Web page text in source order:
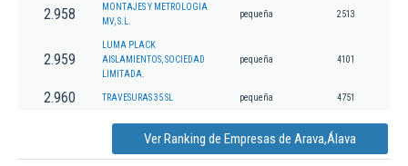
2.958
MONTAJES Y METROLOGIA
MV, S.L.
pequeña 2513
2.959
LUMA PLACK
AISLAMIENTOS, SOCIEDAD
LIMITADA.
pequeña 4101
2.960 TRAVESURAS 35 SL pequeña 4751
Ver Ranking de Empresas de Arava,Álava